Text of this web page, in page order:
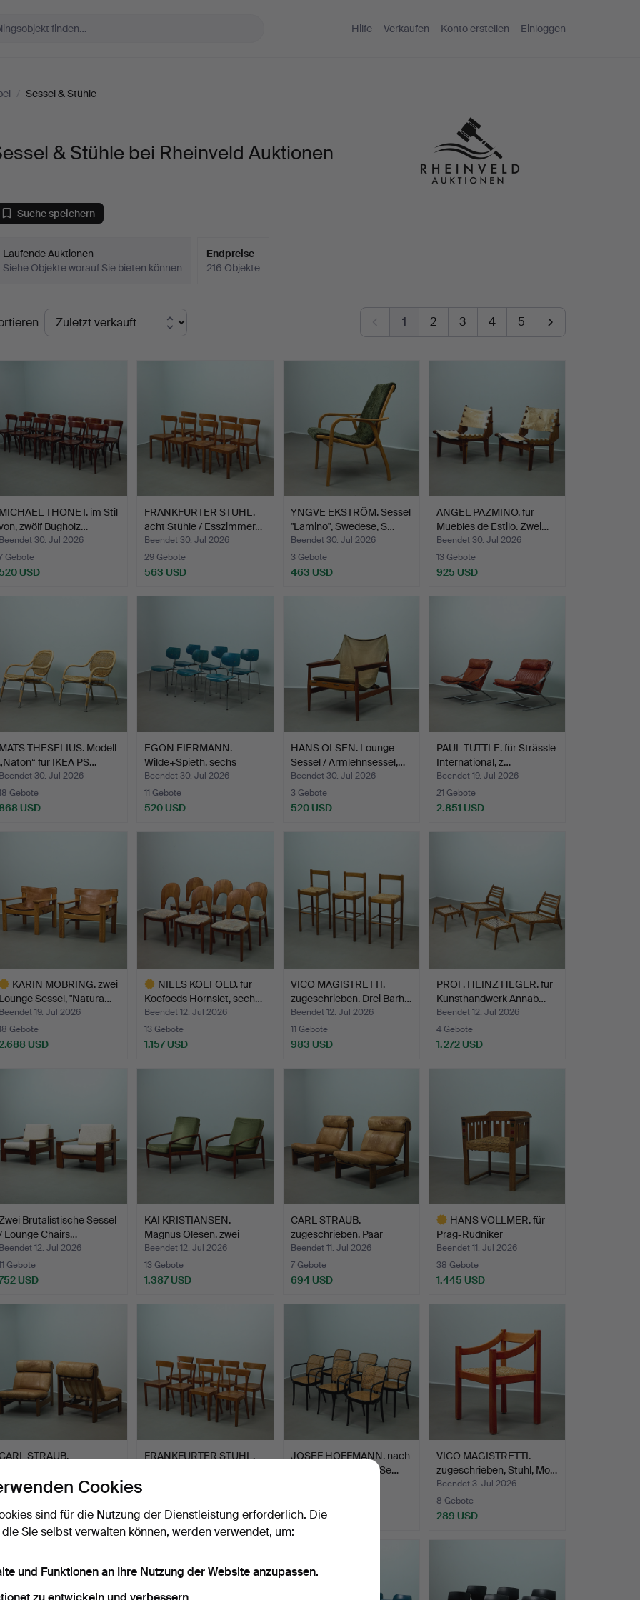
Hilfe Verkaufen Konto erstellen Einloggen
/ Sessel & Stühle
& Stühle bei Rheinveld Auktionen
Suche speichern
Laufende Auktionen
Siehe Objekte worauf Sie bieten können
Endpreise
216 Objekte
1 2 3 4 5
THONET. im Stil
zwölf Bugholz…
30. Jul 2026
Gebote
USD
FRANKFURTER STUHL.
acht Stühle / Esszimmer…
Beendet 30. Jul 2026
29 Gebote
563 USD
YNGVE EKSTRÖM. Sessel
"Lamino", Swedese, S…
Beendet 30. Jul 2026
3 Gebote
463 USD
ANGEL PAZMINO. für
Muebles de Estilo. Zwei…
Beendet 30. Jul 2026
13 Gebote
925 USD
THESELIUS. Modell
für IKEA PS…
30. Jul 2026
Gebote
USD
EGON EIERMANN.
Wilde+Spieth, sechs
Stühle …
Beendet 30. Jul 2026
11 Gebote
520 USD
HANS OLSEN. Lounge
Sessel / Armlehnsessel,…
Beendet 30. Jul 2026
3 Gebote
520 USD
PAUL TUTTLE. für Strässle
International, z…
Beendet 19. Jul 2026
21 Gebote
2.851 USD
KARIN MOBRING. zwei
Sessel, "Natura…
19. Jul 2026
Gebote
USD
NIELS KOEFOED. für
Koefoeds Hornslet, sech…
Beendet 12. Jul 2026
13 Gebote
1.157 USD
VICO MAGISTRETTI.
zugeschrieben. Drei Barh…
Beendet 12. Jul 2026
11 Gebote
983 USD
PROF. HEINZ HEGER. für
Kunsthandwerk Annab…
Beendet 12. Jul 2026
4 Gebote
1.272 USD
Brutalistische Sessel
Lounge Chairs…
12. Jul 2026
Gebote
USD
KAI KRISTIANSEN.
Magnus Olesen. zwei
Armle…
Beendet 12. Jul 2026
13 Gebote
1.387 USD
CARL STRAUB.
zugeschrieben. Paar
Lounge-Se…
Beendet 11. Jul 2026
7 Gebote
694 USD
HANS VOLLMER. für
Prag-Rudniker
Korbwarenf…
Beendet 11. Jul 2026
38 Gebote
1.445 USD
STRAUB.
Se…
11. Jul 2026
USD
FRANKFURTER STUHL.
337 USD
JOSEF HOFFMANN. nach
einem Entwurf von, Se…
925 USD
VICO MAGISTRETTI.
zugeschrieben, Stuhl, Mo…
Beendet 3. Jul 2026
8 Gebote
289 USD
Cookies
sind für die Nutzung der Dienstleistung erforderlich. Die
Sie selbst verwalten können, werden verwendet, um:
und Funktionen an Ihre Nutzung der Website anzupassen.